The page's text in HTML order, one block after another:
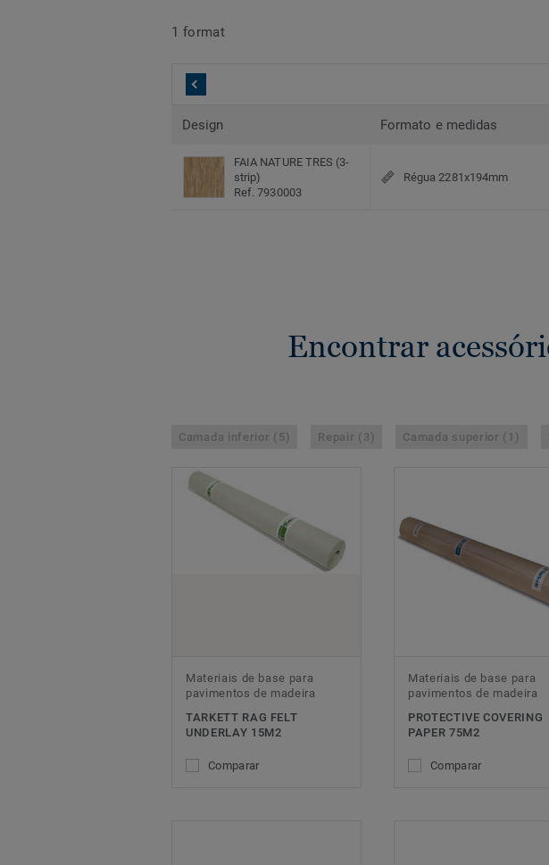
1 format
Design Formato e medidas
FAIA NATURE TRES (3-
strip)
Ref. 7930003
Régua 2281x194mm
Encontrar
Camada inferior (5) Repair (3) Camada superior (1)
Materiais de base para
pavimentos de madeira
TARKETT RAG FELT
UNDERLAY 15M2
Comparar
Materiais de base para
pavimentos de madeira
PROTECTIVE COVERING
PAPER 75M2
Comparar